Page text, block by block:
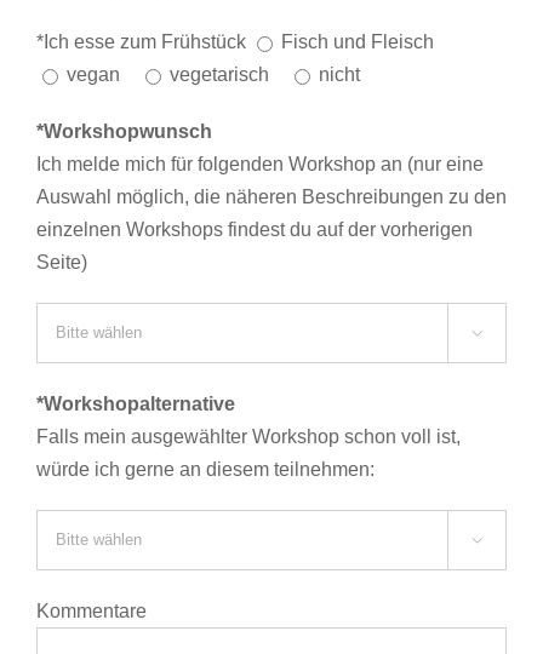
*Ich esse zum Frühstück
Fisch und Fleisch
vegan
vegetarisch nicht
*Workshopwunsch
Ich melde mich für folgenden Workshop an (nur eine
Auswahl möglich, die näheren Beschreibungen zu den
einzelnen Workshops findest du auf der vorherigen
Seite)

*Workshopalternative
Falls mein ausgewählter Workshop schon voll ist,
würde ich gerne an diesem teilnehmen:

Kommentare